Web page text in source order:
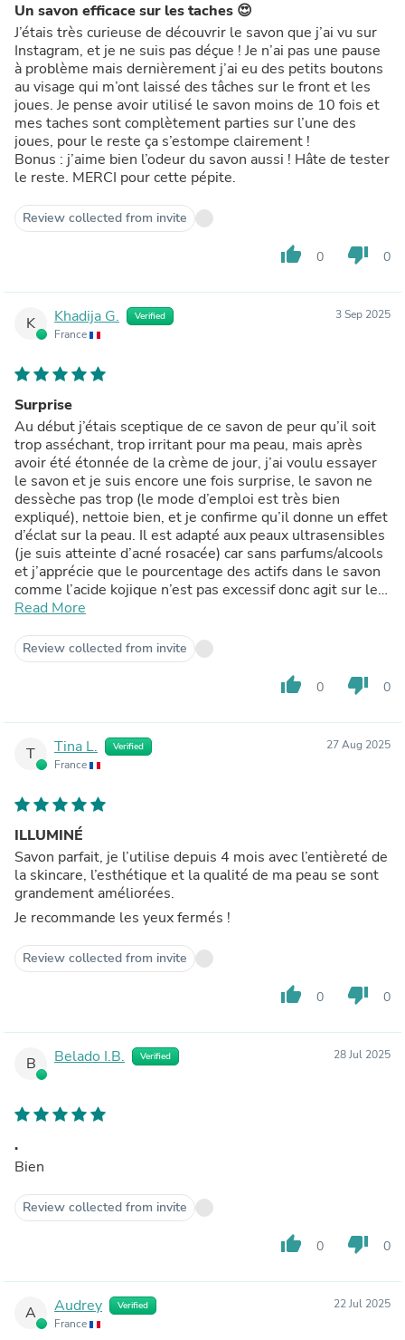
Un savon efficace sur les taches 😍
J’étais très curieuse de découvrir le savon que j’ai vu sur
Instagram, et je ne suis pas déçue ! Je n’ai pas une pause
à problème mais dernièrement j’ai eu des petits boutons
au visage qui m’ont laissé des tâches sur le front et les
joues. Je pense avoir utilisé le savon moins de 10 fois et
mes taches sont complètement parties sur l’une des
joues, pour le reste ça s’estompe clairement !
Bonus : j’aime bien l’odeur du savon aussi ! Hâte de tester
le reste. MERCI pour cette pépite.
Review collected from invite
thumb_up 0 thumb_down 0
K Khadija G. Verified
France
3 Sep 2025
Surprise
Au début j’étais sceptique de ce savon de peur qu’il soit
trop asséchant, trop irritant pour ma peau, mais après
avoir été étonnée de la crème de jour, j’ai voulu essayer
le savon et je suis encore une fois surprise, le savon ne
dessèche pas trop (le mode d’emploi est très bien
expliqué), nettoie bien, et je confirme qu’il donne un effet
d’éclat sur la peau. Il est adapté aux peaux ultrasensibles
(je suis atteinte d’acné rosacée) car sans parfums/alcools
et j’apprécie que le pourcentage des actifs dans le savon
comme l’acide kojique n’est pas excessif donc agit sur les
tâches en douceur. Super
Read More
Review collected from invite
thumb_up 0 thumb_down 0
T Tina L. Verified
France
27 Aug 2025
ILLUMINÉ
Savon parfait, je l’utilise depuis 4 mois avec l’entièreté de
la skincare, l’esthétique et la qualité de ma peau se sont
grandement améliorées.
Je recommande les yeux fermés !
Review collected from invite
thumb_up 0 thumb_down 0
B Belado I.B. Verified 28 Jul 2025
.
Bien
Review collected from invite
thumb_up 0 thumb_down 0
A Audrey Verified
France
22 Jul 2025